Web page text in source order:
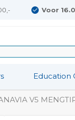
Voor
Education
V5